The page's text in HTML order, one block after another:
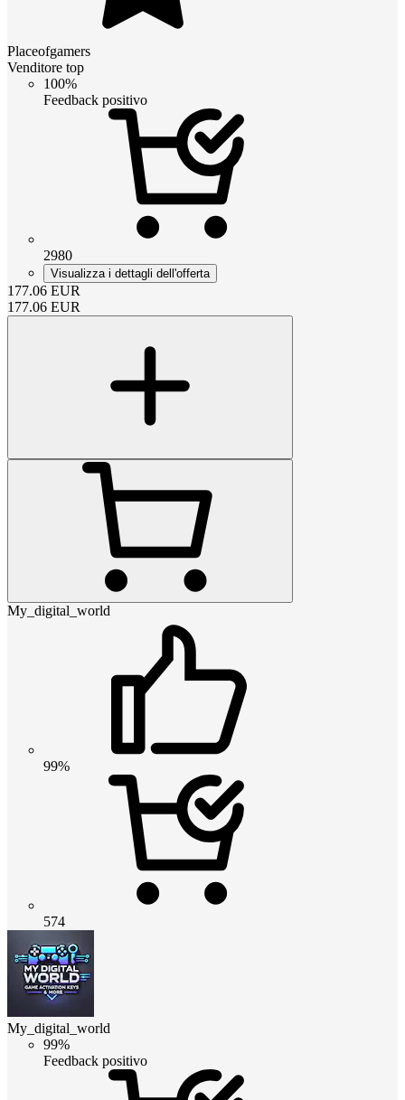
Placeofgamers
Venditore top
100%
Feedback positivo
2980
Visualizza i dettagli dell'offerta
177.06 EUR
177.06 EUR
My_digital_world
99%
574
My_digital_world
99%
Feedback positivo